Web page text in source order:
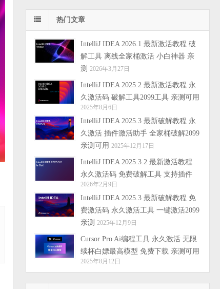
热门文章
IntelliJ IDEA 2026.1 最新激活教程 破
解工具 离线全家桶激活 小白神器 亲
测 2026年3月27日
IntelliJ IDEA 2025.2 最新激活教程 永
久激活码 破解工具2099工具 亲测可用
2025年8月6日
IntelliJ IDEA 2025.3 最新破解教程 永
久激活 插件激活助手 全家桶破解2099
亲测可用 2025年12月17日
IntelliJ IDEA 2025.3.2 最新激活教程
永久激活码 免费破解工具 支持插件
2026年2月9日
IntelliJ IDEA 2025.3 最新破解教程 免
费激活码 永久激活工具 一键激活2099
亲测 2025年12月9日
Cursor Pro Ai编程工具 永久激活 无限
续杯白嫖最高模型 免费下载 亲测可用
2025年8月12日